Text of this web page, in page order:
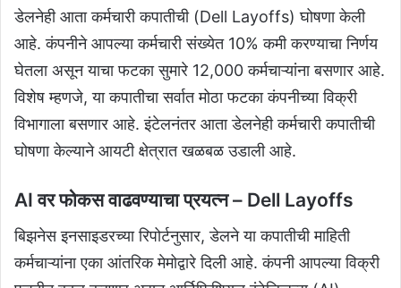
डेलनेही आता कर्मचारी कपातीची (Dell Layoffs) घोषणा केली
आहे. कंपनीने आपल्या कर्मचारी संख्येत 10% कमी करण्याचा निर्णय
घेतला असून याचा फटका सुमारे 12,000 कर्मचाऱ्यांना बसणार आहे.
विशेष म्हणजे, या कपातीचा सर्वात मोठा फटका कंपनीच्या विक्री
विभागाला बसणार आहे. इंटेलनंतर आता डेलनेही कर्मचारी कपातीची
घोषणा केल्याने आयटी क्षेत्रात खळबळ उडाली आहे.
AI वर फोकस वाढवण्याचा प्रयत्न– Dell Layoffs
बिझनेस इनसाइडरच्या रिपोर्टनुसार, डेलने या कपातीची माहिती
कर्मचाऱ्यांना एका आंतरिक मेमोद्वारे दिली आहे. कंपनी आपल्या विक्री